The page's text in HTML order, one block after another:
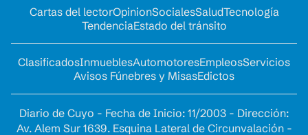
Cartas del lectorOpinionSocialesSaludTecnología
TendenciaEstado del tránsito
ClasificadosInmueblesAutomotoresEmpleosServicios
Avisos Fúnebres y MisasEdictos
Diario de Cuyo - Fecha de Inicio: 11/2003 - Dirección:
Av. Alem Sur 1639. Esquina Lateral de Circunvalación -